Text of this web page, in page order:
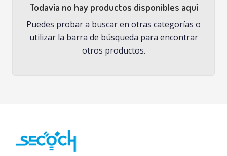
Todavía no hay productos disponibles aquí
Puedes probar a buscar en otras categorías o
utilizar la barra de búsqueda para encontrar
otros productos.